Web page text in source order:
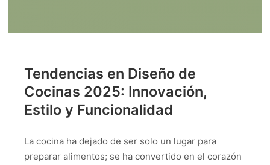
Tendencias en Diseño de
Cocinas 2025: Innovación,
Estilo y Funcionalidad
La cocina ha dejado de ser solo un lugar para
preparar alimentos; se ha convertido en el corazón